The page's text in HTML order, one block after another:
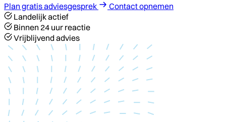
Plan gratis adviesgesprek
Contact opnemen
Landelijk actief
Binnen 24 uur reactie
Vrijblijvend advies